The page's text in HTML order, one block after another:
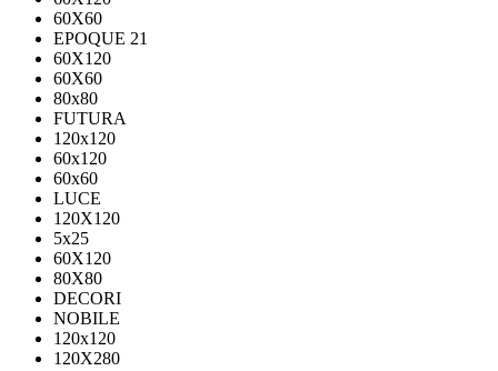
60X60
EPOQUE 21
60X120
60X60
80х80
FUTURA
120х120
60х120
60х60
LUCE
120X120
5x25
60X120
80X80
DECORI
NOBILE
120x120
120X280